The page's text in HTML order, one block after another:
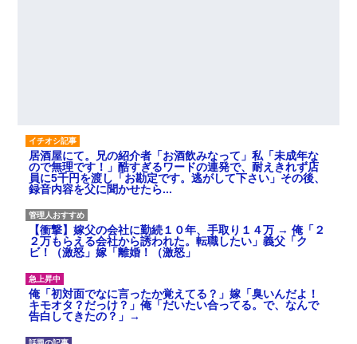
居酒屋にて。兄の紹介者「お酒飲みなって」私「未成年な
ので無理です！」酷すぎるワードの連発で、耐えきれず店
員に5千円を渡し「お勘定です。逃がして下さい」その後、
録音内容を父に聞かせたら...
【衝撃】嫁父の会社に勤続１０年、手取り１４万 → 俺「２
２万もらえる会社から誘われた。転職したい」義父「ク
ビ！（激怒」嫁「離婚！（激怒」
俺「初対面でなに言ったか覚えてる？」嫁「臭いんだよ！
キモオタ？だっけ？」俺「だいたい合ってる。で、なんで
告白してきたの？」→